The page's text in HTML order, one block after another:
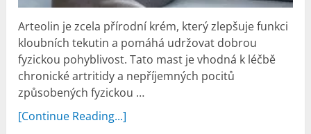
Arteolin je zcela přírodní krém, který zlepšuje funkci
kloubních tekutin a pomáhá udržovat dobrou
fyzickou pohyblivost. Tato mast je vhodná k léčbě
chronické artritidy a nepříjemných pocitů
způsobených fyzickou …
[Continue Reading...]